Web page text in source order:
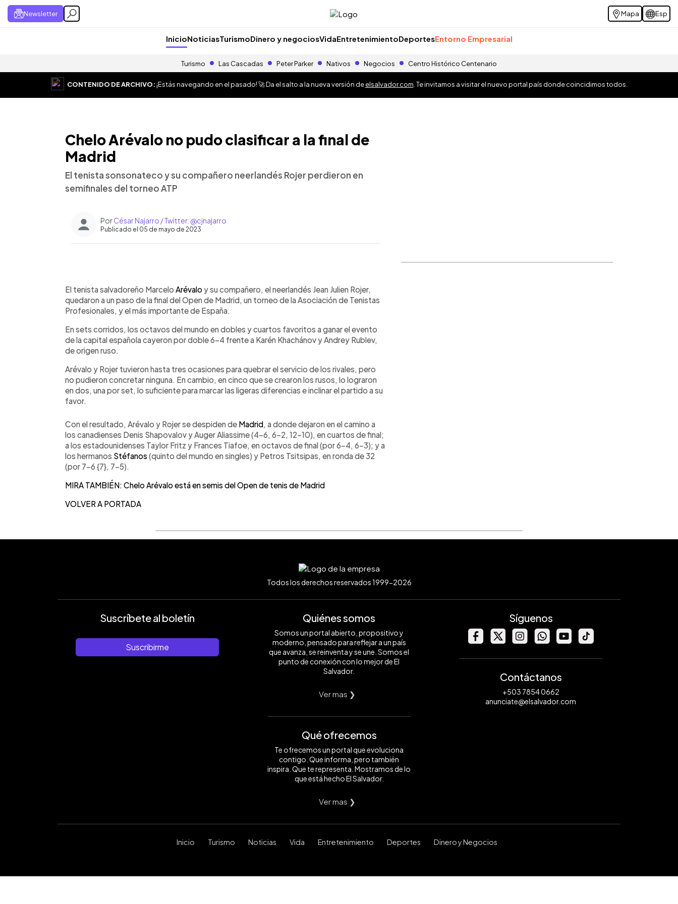
Newsletter Mapa Esp
InicioNoticiasTurismoDinero y negociosVidaEntretenimientoDeportesEntorno Empresarial
Turismo Las Cascadas Peter Parker Nativos Negocios Centro Histórico Centenario
CONTENIDO DE ARCHIVO:¡Estás navegando en el pasado! 🚀 Da el salto a la nueva versión deelsalvador.com . Te invitamos a visitar el nuevo portal país donde coincidimos todos.
Chelo Arévalo no pudo clasificar a la final de
Madrid
El tenista sonsonateco y su compañero neerlandés Rojer perdieron en
semifinales del torneo ATP
PorCésar Najarro / Twitter: @cjnajarro
Publicado el 05 de mayo de 2023
Escuchar artículo
El tenista salvadoreño Marcelo Arévalo y su compañero, el neerlandés Jean Julien Rojer,
quedaron a un paso de la final del Open de Madrid, un torneo de la Asociación de Tenistas
Profesionales, y el más importante de España.
En sets corridos, los octavos del mundo en dobles y cuartos favoritos a ganar el evento
de la capital española cayeron por doble 6-4 frente a Karén Khachánov y Andrey Rublev,
de origen ruso.
Arévalo y Rojer tuvieron hasta tres ocasiones para quebrar el servicio de los rivales, pero
no pudieron concretar ninguna. En cambio, en cinco que se crearon los rusos, lo lograron
en dos, una por set, lo suficiente para marcar las ligeras diferencias e inclinar el partido a su
favor.
Con el resultado, Arévalo y Rojer se despiden de Madrid, a donde dejaron en el camino a
los canadienses Denis Shapovalov y Auger Aliassime (4-6, 6-2, 12-10), en cuartos de final;
a los estadounidenses Taylor Fritz y Frances Tiafoe, en octavos de final (por 6-4, 6-3); y a
los hermanos Stéfanos(quinto del mundo en singles) y Petros Tsitsipas, en ronda de 32
(por 7-6 {7}, 7-5).
MIRA TAMBIÉN: Chelo Arévalo está en semis del Open de tenis de Madrid
VOLVER A PORTADA
Todos los derechos reservados 1999-2026
Suscríbete al boletín
Suscribirme
Quiénes somos
Somos un portal abierto, propositivo y
moderno, pensado para reflejar a un país
que avanza, se reinventa y se une. Somos el
punto de conexión con lo mejor de El
Salvador.
Ver mas ❯
Qué ofrecemos
Te ofrecemos un portal que evoluciona
contigo. Que informa, pero también
inspira. Que te representa. Mostramos de lo
que está hecho El Salvador.
Ver mas ❯
Síguenos
Contáctanos
+503 7854 0662
anunciate@elsalvador.com
Inicio Turismo Noticias Vida Entretenimiento Deportes Dinero y Negocios